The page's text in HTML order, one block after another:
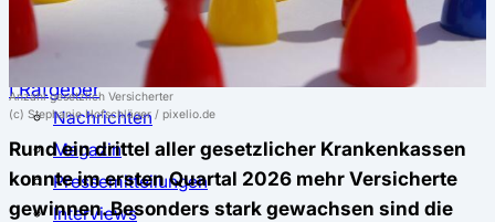
Musterkündigung
ℹ Ratgeber
Nachrichten
Magazin
Pressemitteilungen
Interviews
Anzahl gesetzlich Versicherter
(c) Stephanie Hofschläger / pixelio.de
Rund ein drittel aller gesetzlicher Krankenkassen
konnte im ersten Quartal 2026 mehr Versicherte
gewinnen. Besonders stark gewachsen sind die